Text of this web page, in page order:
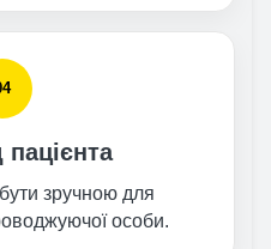
зручною для
особи.